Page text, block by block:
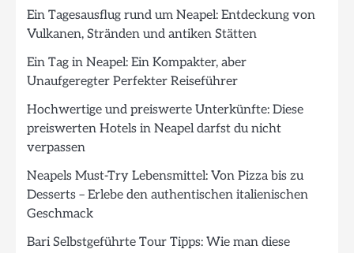
Ein Tagesausflug rund um Neapel: Entdeckung von
Vulkanen, Stränden und antiken Stätten
Ein Tag in Neapel: Ein Kompakter, aber
Unaufgeregter Perfekter Reiseführer
Hochwertige und preiswerte Unterkünfte: Diese
preiswerten Hotels in Neapel darfst du nicht
verpassen
Neapels Must-Try Lebensmittel: Von Pizza bis zu
Desserts – Erlebe den authentischen italienischen
Geschmack
Bari Selbstgeführte Tour Tipps: Wie man diese